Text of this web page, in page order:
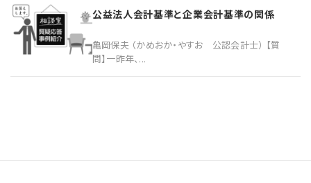
公益法人会計基準と企業会計基準の関係
亀岡保夫 （かめおか・やすお 公認会計士） 【質
問】一昨年、...